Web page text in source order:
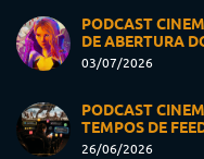
PODCAST
DE ABERTURA
03/07/2026
PODCAST
TEMPOS DE
26/06/2026